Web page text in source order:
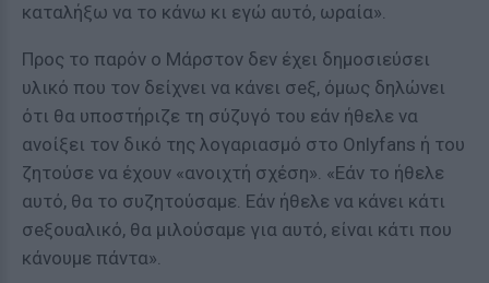
καταλήξω να το κάνω κι εγώ αυτό, ωραία».
Προς το παρόν ο Μάρστον δεν έχει δημοσιεύσει
υλικό που τον δείχνει να κάνει σeξ, όμως δηλώνει
ότι θα υποστήριζε τη σύζυγό του εάν ήθελε να
ανοίξει τον δικό της λογαριασμό στο Onlyfans ή του
ζητούσε να έχουν «ανοιχτή σχέση». «Εάν το ήθελε
αυτό, θα το συζητούσαμε. Εάν ήθελε να κάνει κάτι
σeξουαλικό, θα μιλούσαμε για αυτό, είναι κάτι που
κάνουμε πάντα».